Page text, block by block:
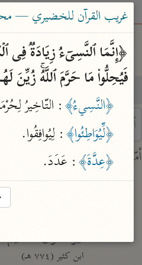
بحث
characters for results.
أمّهات
جامع البيان
تفسير القرآن العظيم
ابن كثير (٧٧٤ هـ)
غريب القرآن للخضيري —
فَیُحِلُّوا۟ مَا حَرَّمَ ٱللَّهُۚ زُیِّنَ
﴿النَّسِيءُ﴾: التّاخِيرُ
﴿لِّيُوَاطِئُوا﴾: لِيُوافِقُوا.
﴿عِدَّةَ﴾: عَدَدَ.